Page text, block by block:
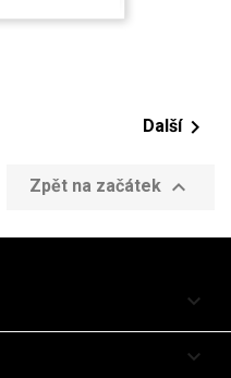
Další
Zpět na začátek 

